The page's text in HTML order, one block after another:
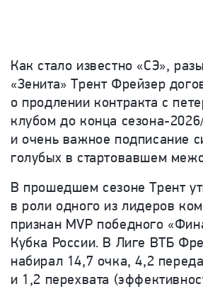
Как стало известно «СЭ»,
«Зенита» Трент Фрейзер
о продлении контракта с
клубом до конца сезона-
и очень важное подписание
голубых в стартовавшем
В прошедшем сезоне Трент
в роли одного из лидеров
признан MVP победного
Кубка России. В Лиге ВТБ
набирал 14,7 очка, 4,2
и 1,2 перехвата